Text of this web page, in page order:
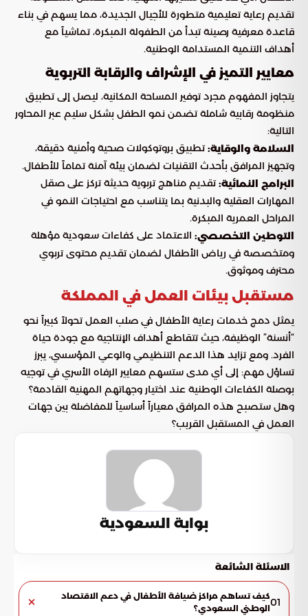
تقديم رعاية تعليمية متطورة للأجيال الجديدة، مما يسهم في بناء
قاعدة معرفية رصينة تبدأ من الطفولة المبكرة، تماشياً مع
أهداف التنمية المستدامة الوطنية.
معايير التميز في الإشراف والرقابة التربوية
يتجاوز المفهوم مجرد توفير المساحة المكانية، ليصل إلى تطبيق
منظومة رقابية شاملة تضمن نمو الطفل بشكل سليم عبر المحاور
التالية:
السلامة والوقاية:تطبيق بروتوكولات صحية وأمنية دقيقة،
وتجهيز المرافق بأحدث التقنيات لضمان بيئة آمنة تماماً للأطفال.
البرامج النمائية:تقديم مناهج تربوية حديثة تركز على صقل
المهارات العقلية والبدنية بما يتناسب مع احتياجات النمو في
المراحل العمرية المبكرة.
التوطين التخصصي: الاعتماد على كفاءات سعودية مؤهلة
ومتخصصة في رياض الأطفال لضمان تقديم محتوى تربوي
محترف وموثوق.
مستقبل بيئات العمل في المملكة
يمثل دمج خدمات رعاية الأطفال في صلب العمل تحولاً كبيراً نحو
“أنسنة” الوظيفة، حيث تتقاطع أهداف الإنتاجية مع جودة حياة
الفرد. ومع تزايد هذا الدعم التنظيمي والوعي المؤسسي، يبرز
تساؤل مهم: إلى أي مدى ستسهم معايير الرفاه الأسري في توجيه
بوصلة الكفاءات الوطنية عند اختيار وجهاتهم المهنية القادمة؟
وهل ستصبح هذه المرافق معياراً أساسياً للمفاضلة بين جهات
العمل في المستقبل القريب؟
بوابة السعودية
الاسئلة الشائعة
01كيف تساهم مراكز ضيافة الأطفال في دعم الاقتصاد
الوطني السعودي؟